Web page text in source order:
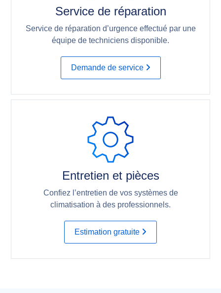
Service de réparation
Service de réparation d’urgence effectué par une
équipe de techniciens disponible.
Demande de service
Entretien et pièces
Confiez l’entretien de vos systèmes de
climatisation à des professionnels.
Estimation gratuite